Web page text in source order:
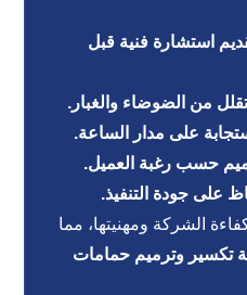
استشارة فنية قبل
من الضوضاء والغبار.
على مدار الساعة.
حسب رغبة العميل.
على جودة التنفيذ.
الشركة ومهنيتها، مما
تكسير وترميم حمامات